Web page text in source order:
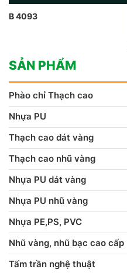
B 4093
SẢN PHẨM
Phào chỉ Thạch cao
Nhựa PU
Thạch cao dát vàng
Thạch cao nhũ vàng
Nhựa PU dát vàng
Nhựa PU nhũ vàng
Nhựa PE,PS, PVC
Nhũ vàng, nhũ bạc cao cấp
Tấm trần nghệ thuật